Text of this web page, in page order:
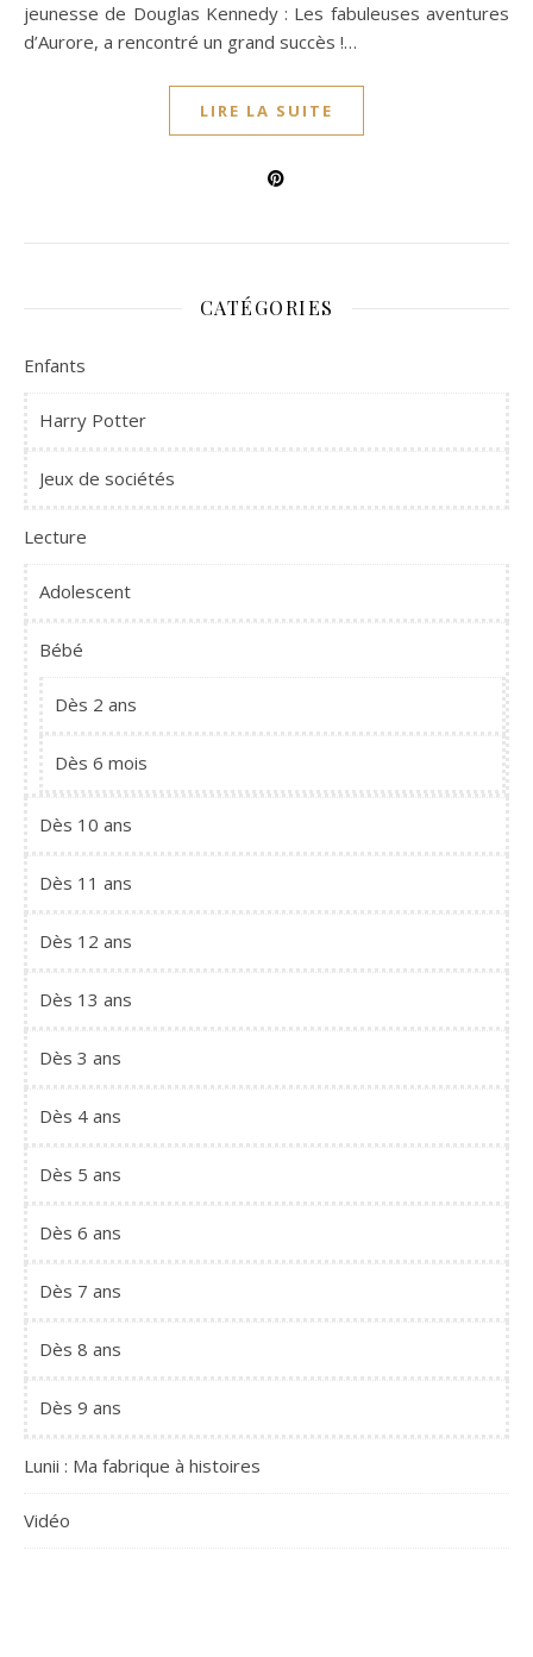
jeunesse de Douglas Kennedy : Les fabuleuses aventures
d’Aurore, a rencontré un grand succès !…
LIRE LA SUITE
CATÉGORIES
Enfants
Harry Potter
Jeux de sociétés
Lecture
Adolescent
Bébé
Dès 2 ans
Dès 6 mois
Dès 10 ans
Dès 11 ans
Dès 12 ans
Dès 13 ans
Dès 3 ans
Dès 4 ans
Dès 5 ans
Dès 6 ans
Dès 7 ans
Dès 8 ans
Dès 9 ans
Lunii : Ma fabrique à histoires
Vidéo